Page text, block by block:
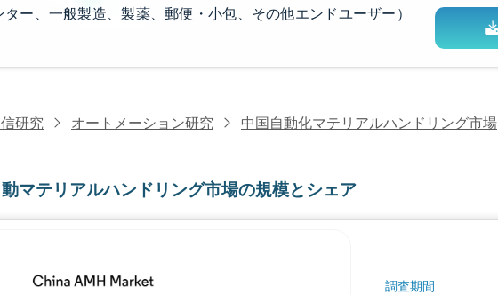
ー、一般製造、製薬、郵便・小包、その他エンドユーザー）
研究 オートメーション研究 中国自動化マテリアルハンドリング市場
マテリアルハンドリング市場の規模とシェア
調査期間